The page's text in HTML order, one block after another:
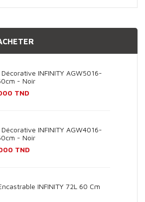
INFINITY AGW5016-
- Noir
TND
INFINITY AGW4016-
- Noir
TND
INFINITY 72L 60 Cm